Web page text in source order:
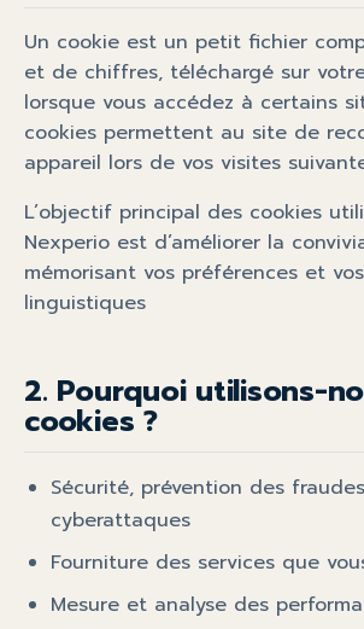
Un cookie est un petit fichier
et de chiffres, téléchargé sur
lorsque vous accédez à certains
cookies permettent au site de
appareil lors de vos visites
L’objectif principal des cookies
Nexperio est d’améliorer la
mémorisant vos préférences et
linguistiques
2. Pourquoi utilisons-
cookies ?
Sécurité, prévention des
cyberattaques
Fourniture des services que
Mesure et analyse des